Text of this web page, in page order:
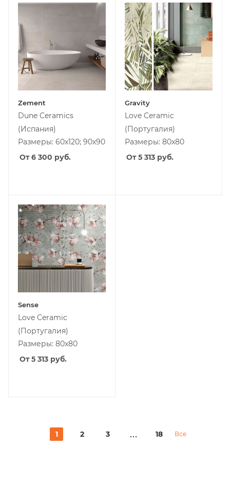
Zement
Dune Ceramics
(Испания)
Размеры: 60x120; 90x90
От 6 300 руб.
Gravity
Love Ceramic
(Португалия)
Размеры: 80x80
От 5 313 руб.
Sense
Love Ceramic
(Португалия)
Размеры: 80x80
От 5 313 руб.
1 2 3 18 Все